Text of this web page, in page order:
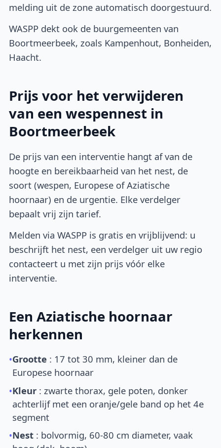
melding uit de zone automatisch doorgestuurd.
WASPP dekt ook de buurgemeenten van
Boortmeerbeek, zoals Kampenhout, Bonheiden,
Haacht.
Prijs voor het verwijderen
van een wespennest in
Boortmeerbeek
De prijs van een interventie hangt af van de
hoogte en bereikbaarheid van het nest, de
soort (wespen, Europese of Aziatische
hoornaar) en de urgentie. Elke verdelger
bepaalt vrij zijn tarief.
Melden via WASPP is gratis en vrijblijvend: u
beschrijft het nest, een verdelger uit uw regio
contacteert u met zijn prijs vóór elke
interventie.
Een Aziatische hoornaar
herkennen
•Grootte : 17 tot 30 mm, kleiner dan de
Europese hoornaar
•Kleur : zwarte thorax, gele poten, donker
achterlijf met een oranje/gele band op het 4e
segment
•Nest : bolvormig, 60-80 cm diameter, vaak